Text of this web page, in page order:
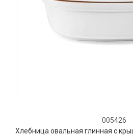
005426
Хлебница овальная глинная с